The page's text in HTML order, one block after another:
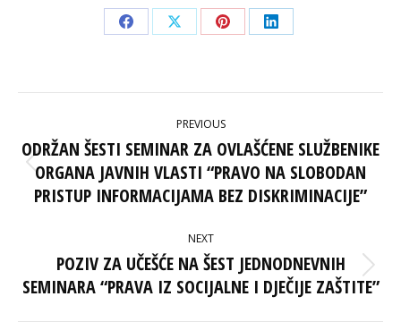
Share
Facebook
Share
X
Share
Pinterest
Share
LinkedIn
NAVIGATION
PREVIOUS
Previous
post:
ODRŽAN ŠESTI SEMINAR ZA OVLAŠĆENE SLUŽBENIKE
ORGANA JAVNIH VLASTI “PRAVO NA SLOBODAN
PRISTUP INFORMACIJAMA BEZ DISKRIMINACIJE”
NEXT
Next
post:
POZIV ZA UČEŠĆE NA ŠEST JEDNODNEVNIH
SEMINARA “PRAVA IZ SOCIJALNE I DJEČIJE ZAŠTITE”